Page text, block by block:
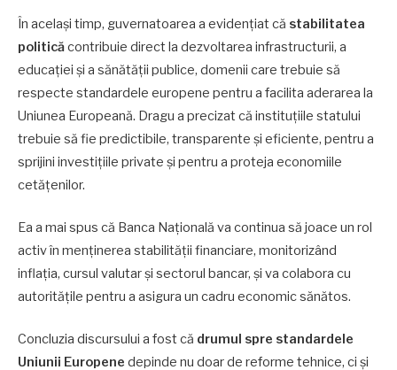
În același timp, guvernatoarea a evidențiat că stabilitatea
politicăcontribuie direct la dezvoltarea infrastructurii, a
educației și a sănătății publice, domenii care trebuie să
respecte standardele europene pentru a facilita aderarea la
Uniunea Europeană. Dragu a precizat că instituțiile statului
trebuie să fie predictibile, transparente și eficiente, pentru a
sprijini investițiile private și pentru a proteja economiile
cetățenilor.
Ea a mai spus că Banca Națională va continua să joace un rol
activ în menținerea stabilității financiare, monitorizând
inflația, cursul valutar și sectorul bancar, și va colabora cu
autoritățile pentru a asigura un cadru economic sănătos.
Concluzia discursului a fost că drumul spre standardele
Uniunii Europene depinde nu doar de reforme tehnice, ci și